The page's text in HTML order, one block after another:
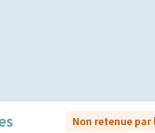
Non retenue